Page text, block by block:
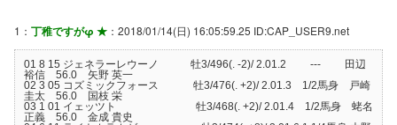
1： 丁稚ですがφ ★ ：2018/01/14(日) 16:05:59.25 ID:CAP_USER9.net
01 8 15 ジェネラーレウーノ 牡3/496(. -2)/ 2.01.2 --- 田辺
裕信 56.0 矢野 英一
02 3 05 コズミックフォース 牡3/476(. +2)/ 2.01.3 1/2馬身 戸崎
圭太 56.0 国枝 栄
03 1 01 イェッツト 牡3/468(. +2)/ 2.01.4 1/2馬身 蛯名
正義 56.0 金成 貴史